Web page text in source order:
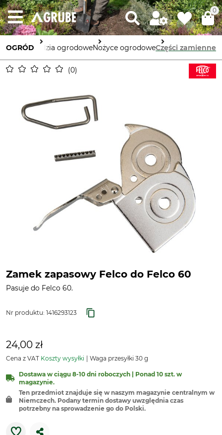
0
OGRÓDNarzędzia ogrodoweNożyce ogrodoweCzęści zamienne
0
Zamek zapasowy Felco do Felco 60
Pasuje do Felco 60.
Nr produktu: 1416293123
24,00 zł
Cena z VAT Koszty wysyłki Waga przesyłki 30 g
Dostawa w ciągu 8-10 dni roboczych | Ponad 10 szt. w
magazynie.
Ten przedmiot znajduje się w naszym magazynie centralnym w
Niemczech. Podany termin dostawy uwzględnia czas
potrzebny na sprowadzenie go do Polski.